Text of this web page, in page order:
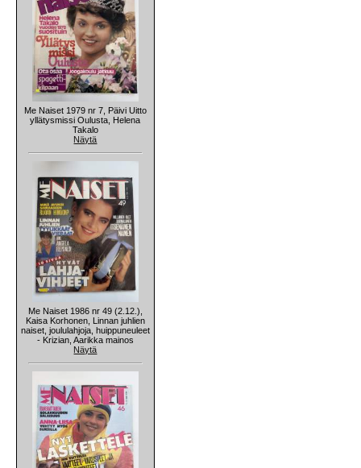
Me Naiset 1979 nr 7, Päivi Uitto
yllätysmissi Oulusta, Helena
Takalo
Näytä
Me Naiset 1986 nr 49 (2.12.),
Kaisa Korhonen, Linnan juhlien
naiset, joululahjoja, huippuneuleet
- Krizian, Aarikka mainos
Näytä